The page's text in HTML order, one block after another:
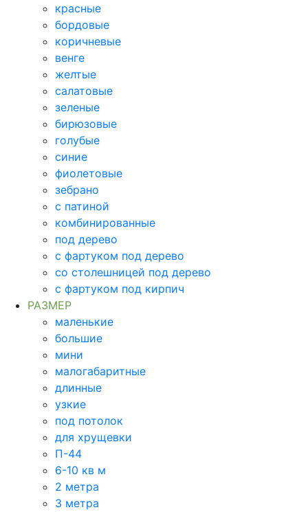
красные
бордовые
коричневые
венге
желтые
салатовые
зеленые
бирюзовые
голубые
синие
фиолетовые
зебрано
с патиной
комбинированные
под дерево
с фартуком под дерево
со столешницей под дерево
с фартуком под кирпич
РАЗМЕР
маленькие
большие
мини
малогабаритные
длинные
узкие
под потолок
для хрущевки
П-44
6-10 кв м
2 метра
3 метра